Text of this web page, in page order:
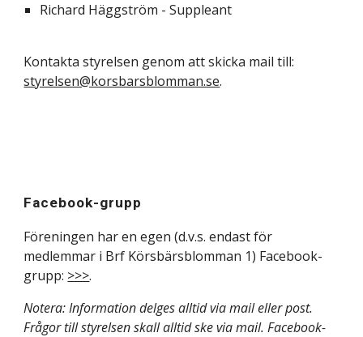
Richard Häggström - Suppleant
Kontakta styrelsen genom att skicka mail till:
styrelsen@korsbarsblomman.se.
Facebook-grupp
Föreningen har en egen (d.v.s. endast för
medlemmar i Brf Körsbärsblomman 1) Facebook-
grupp: >>>.
Notera:Information delges alltid via mail eller post.
Frågor till styrelsenskall alltid ske via mail. Facebook-